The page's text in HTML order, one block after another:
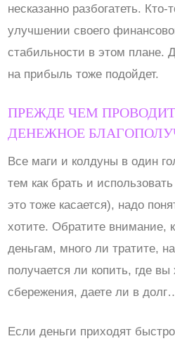
несказанно разбогатеть. Кто-
улучшении своего
стабильности в этом плане.
на прибыль тоже подойдет.
ПРЕЖДЕ ЧЕМ
ДЕНЕЖНОЕ
Все маги и колдуны в один
тем как брать и
это тоже касается), надо
хотите. Обратите внимание,
деньгам, много ли тратите,
получается ли копить, где вы
сбережения, даете ли в
Если деньги приходят